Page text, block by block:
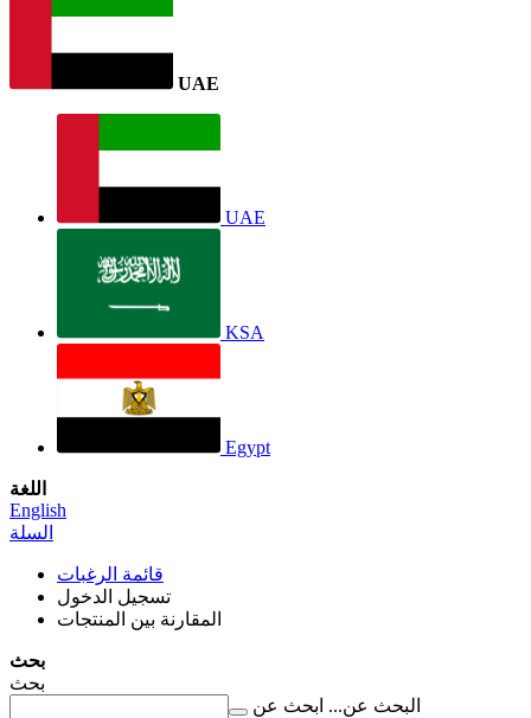
UAE
UAE
KSA
Egypt
اللغة
English
السلة
قائمة الرغبات
تسجيل الدخول
المقارنة بين المنتجات
بحث
بحث
البحث عن... ابحث عن